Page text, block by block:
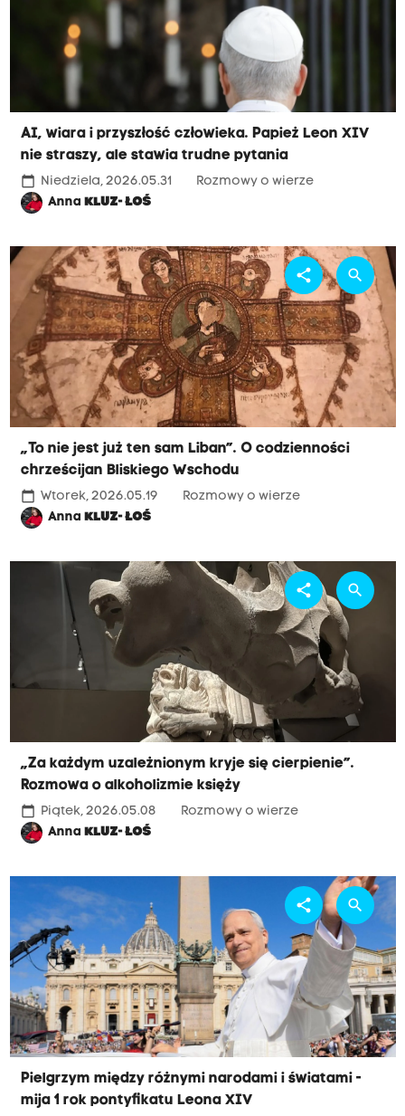
AI, wiara i przyszłość człowieka. Papież Leon XIV
nie straszy, ale stawia trudne pytania
calendar_today Niedziela, 2026.05.31
Rozmowy o wierze
AnnaKLUZ- ŁOŚ
„To nie jest już ten sam Liban”. O codzienności
chrześcijan Bliskiego Wschodu
calendar_today Wtorek, 2026.05.19
Rozmowy o wierze
AnnaKLUZ- ŁOŚ
share search
„Za każdym uzależnionym kryje się cierpienie”.
Rozmowa o alkoholizmie księży
calendar_today Piątek, 2026.05.08
Rozmowy o wierze
AnnaKLUZ- ŁOŚ
share search
Pielgrzym między różnymi narodami i światami -
mija 1 rok pontyfikatu Leona XIV
share search